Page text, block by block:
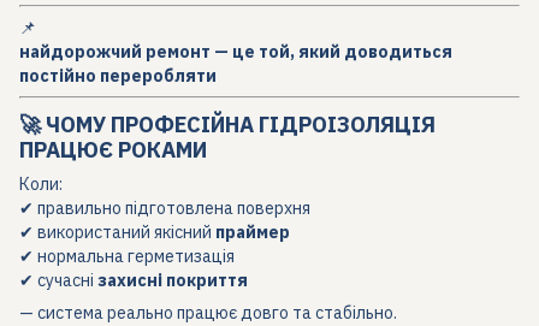
📌
найдорожчий ремонт — це той, який доводиться
постійно переробляти
🚀 ЧОМУ ПРОФЕСІЙНА ГІДРОІЗОЛЯЦІЯ
ПРАЦЮЄ РОКАМИ
Коли:
✔ правильно підготовлена поверхня
✔ використаний якісний праймер
✔ нормальна герметизація
✔ сучасні захисні покриття
— система реально працює довго та стабільно.